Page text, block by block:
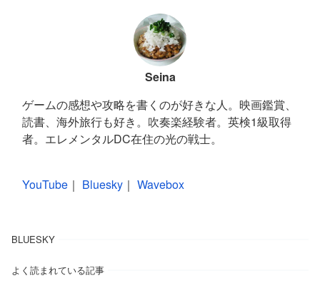
Seina
ゲームの感想や攻略を書くのが好きな人。映画鑑賞、
読書、海外旅行も好き。吹奏楽経験者。英検1級取得
者。エレメンタルDC在住の光の戦士。
YouTube ｜ Bluesky ｜ Wavebox
BLUESKY
よく読まれている記事